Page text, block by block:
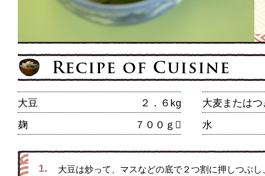
大豆 ２．６kg
大麦またはつ
麹
７００ｇ 水
1. 大豆は炒って、マスなどの底で２つ割に押しつぶ